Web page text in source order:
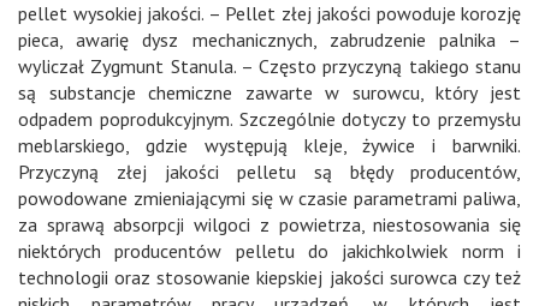
pellet wysokiej jakości. – Pellet złej jakości powoduje korozję
pieca, awarię dysz mechanicznych, zabrudzenie palnika –
wyliczał Zygmunt Stanula. – Często przyczyną takiego stanu
są substancje chemiczne zawarte w surowcu, który jest
odpadem poprodukcyjnym. Szczególnie dotyczy to przemysłu
meblarskiego, gdzie występują kleje, żywice i barwniki.
Przyczyną złej jakości pelletu są błędy producentów,
powodowane zmieniającymi się w czasie parametrami paliwa,
za sprawą absorpcji wilgoci z powietrza, niestosowania się
niektórych producentów pelletu do jakichkolwiek norm i
technologii oraz stosowanie kiepskiej jakości surowca czy też